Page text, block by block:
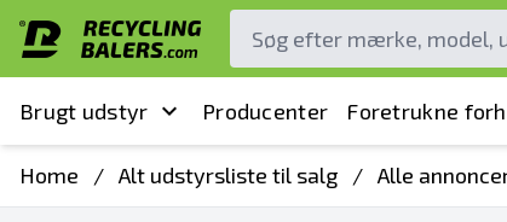
Brugt udstyr Producenter Foretrukne
Home / Alt udstyrsliste til salg / Alle